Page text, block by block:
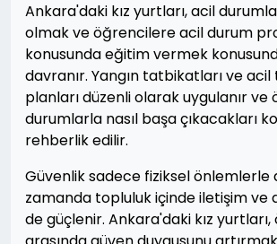
Ankara'daki kız yurtları, acil
olmak ve öğrencilere acil durum
konusunda eğitim vermek
davranır. Yangın tatbikatları ve
planları düzenli olarak uygulanır
durumlarla nasıl başa çıkacakları
rehberlik edilir.
Güvenlik sadece fiziksel önlemlerle
zamanda topluluk içinde iletişim ve
de güçlenir. Ankara'daki kız